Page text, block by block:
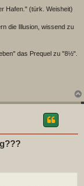
Hafen." (türk. Weisheit)
die Illusion, wissend zu
das Prequel zu "8½".